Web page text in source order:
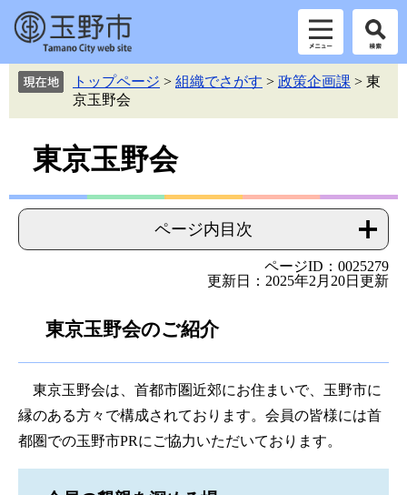
す。
トップページ > 組織でさがす > 政策企画課 > 東
京玉野会
東京玉野会
ページ内目次
ページID：0025279
更新日：2025年2月20日更新
東京玉野会のご紹介
東京玉野会は、首都市圏近郊にお住まいで、玉野市に
縁のある方々で構成されております。会員の皆様には首
都圏での玉野市PRにご協力いただいております。